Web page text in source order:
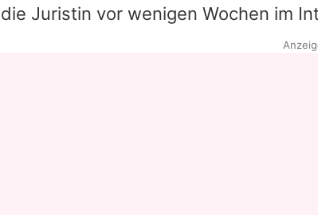
die Juristin vor wenigen Wochen im